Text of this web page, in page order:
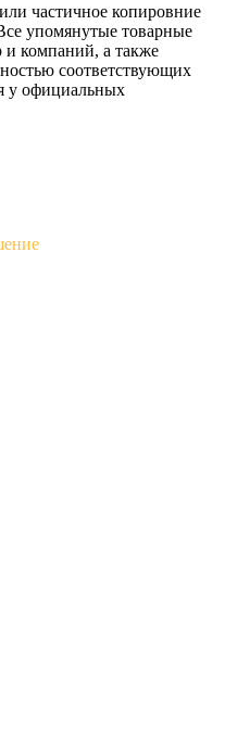
частичное копировние
упомянутые товарные
и компаний, а также
соответствующих
у официальных